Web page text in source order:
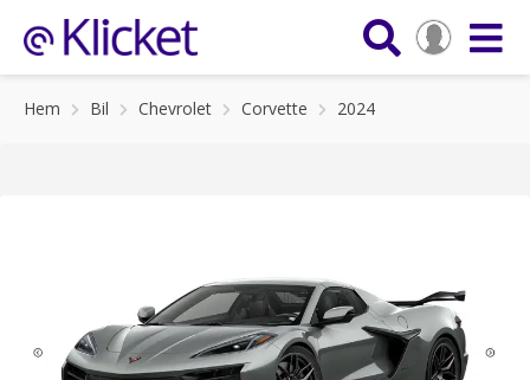
Hem Bil Chevrolet Corvette 2024